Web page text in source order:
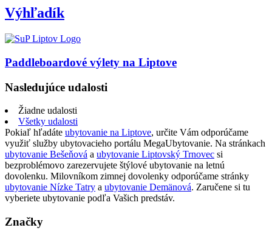
Výhľadík
Paddleboardové výlety na Liptove
Nasledujúce udalosti
Žiadne udalosti
Všetky udalosti
Pokiaľ hľadáte ubytovanie na Liptove, určite Vám odporúčame
využiť služby ubytovacieho portálu MegaUbytovanie. Na stránkach
ubytovanie Bešeňová a ubytovanie Liptovský Trnovec si
bezproblémovo zarezervujete štýlové ubytovanie na letnú
dovolenku. Milovníkom zimnej dovolenky odporúčame stránky
ubytovanie Nízke Tatry a ubytovanie Demänová. Zaručene si tu
vyberiete ubytovanie podľa Vašich predstáv.
Značky